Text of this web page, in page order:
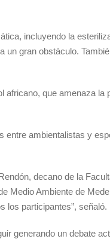
incluyendo la
gran obstáculo.
que amenaza
ambientalistas y
decano de la
Medio Ambiente de
los participantes”, señaló.
generando un debate